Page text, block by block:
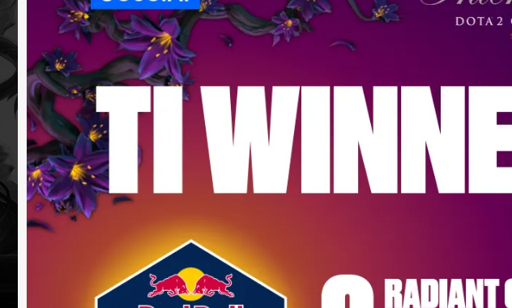
УЧАСТВОВАТЬ ЗАБРАТЬ